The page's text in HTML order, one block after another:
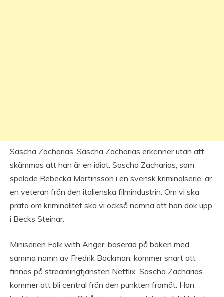
Sascha Zacharias. Sascha Zacharias erkänner utan att
skämmas att han är en idiot. Sascha Zacharias, som
spelade Rebecka Martinsson i en svensk kriminalserie, är
en veteran från den italienska filmindustrin. Om vi ska
prata om kriminalitet ska vi också nämna att hon dök upp
i Becks Steinar.
Miniserien Folk with Anger, baserad på boken med
samma namn av Fredrik Backman, kommer snart att
finnas på streamingtjänsten Netflix. Sascha Zacharias
kommer att bli central från den punkten framåt. Han